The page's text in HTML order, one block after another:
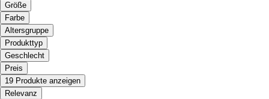
Größe
Farbe
Altersgruppe
Produkttyp
Geschlecht
Preis
19 Produkte anzeigen
Relevanz